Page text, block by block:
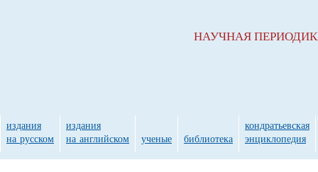
НАУЧНАЯ
издания
на русском
издания
на английском
ученые библиотека
кондратьевская
энциклопедия